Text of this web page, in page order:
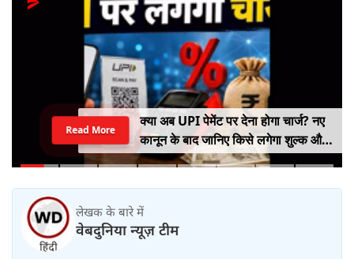
क्या अब UPI पेमेंट पर देना होगा चार्ज? नए
कानून के बाद जानिए किसे लगेगा शुल्क और
किसे नहीं
Read More
लेखक के बारे में
वेबदुनिया न्यूज़ टीम